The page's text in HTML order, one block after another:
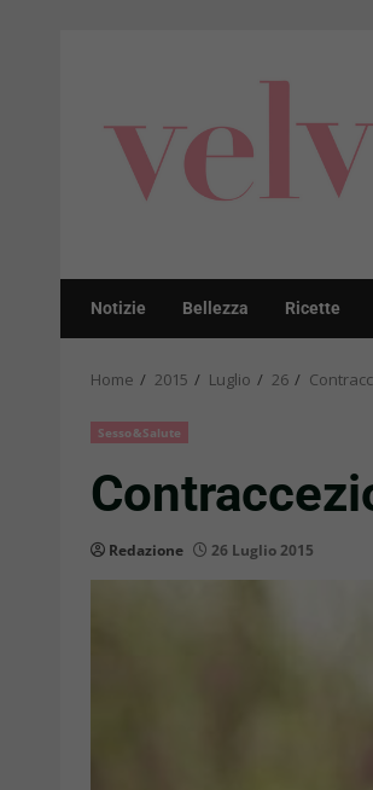
Notizie Bellezza Ricette
Home 2015 Luglio 26
Sesso&Salute
Redazione 26 Luglio 2015